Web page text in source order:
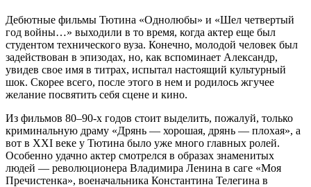
Дебютные фильмы Тютина «Однолюбы» и «Шел четвертый
год войны…» выходили в то время, когда актер еще был
студентом технического вуза. Конечно, молодой человек был
задействован в эпизодах, но, как вспоминает Александр,
увидев свое имя в титрах, испытал настоящий культурный
шок. Скорее всего, после этого в нем и родилось жгучее
желание посвятить себя сцене и кино.
Из фильмов 80–90-х годов стоит выделить, пожалуй, только
криминальную драму «Дрянь — хорошая, дрянь — плохая», а
вот в XXI веке у Тютина было уже много главных ролей.
Особенно удачно актер смотрелся в образах знаменитых
людей — революционера Владимира Ленина в саге «Моя
Пречистенка», военачальника Константина Телегина в